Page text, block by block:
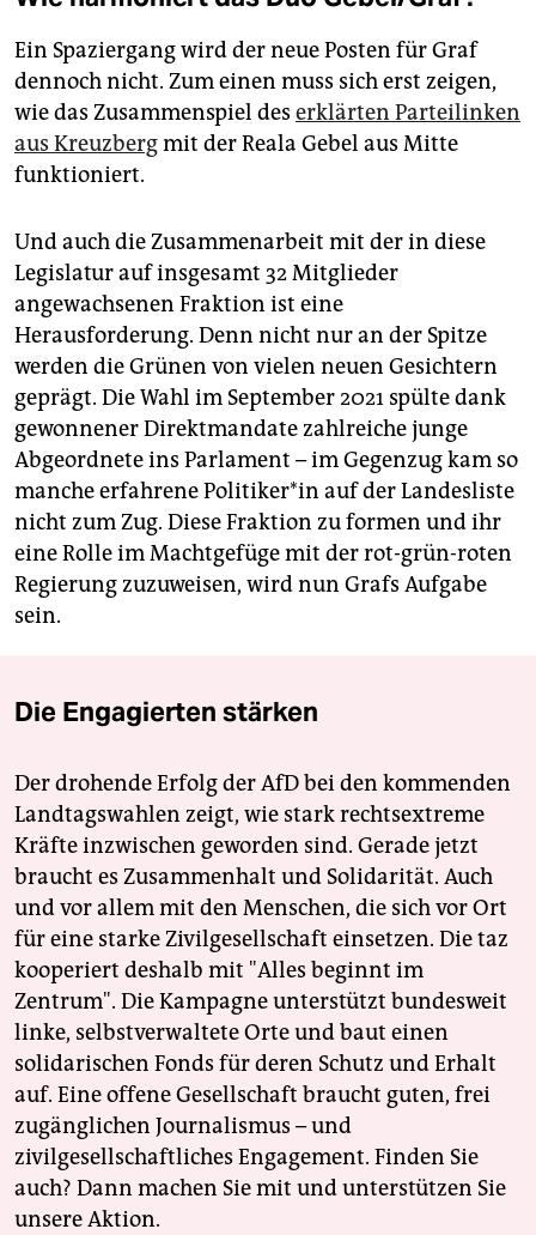
Ein Spaziergang wird der neue Posten für Graf
dennoch nicht. Zum einen muss sich erst zeigen,
wie das Zusammenspiel des erklärten Parteilinken
aus Kreuzbergmit der Reala Gebel aus Mitte
funktioniert.
Und auch die Zusammenarbeit mit der in diese
Legislatur auf insgesamt 32 Mitglieder
angewachsenen Fraktion ist eine
Herausforderung. Denn nicht nur an der Spitze
werden die Grünen von vielen neuen Gesichtern
geprägt. Die Wahl im September 2021 spülte dank
gewonnener Direktmandate zahlreiche junge
Abgeordnete ins Parlament – im Gegenzug kam so
manche erfahrene Po­li­ti­ke­r*in auf der Landesliste
nicht zum Zug. Diese Fraktion zu formen und ihr
eine Rolle im Machtgefüge mit der rot-grün-roten
Regierung zuzuweisen, wird nun Grafs Aufgabe
sein.
Die Engagierten stärken
Der drohende Erfolg der AfD bei den kommenden
Landtagswahlen zeigt, wie stark rechtsextreme
Kräfte inzwischen geworden sind. Gerade jetzt
braucht es Zusammenhalt und Solidarität. Auch
und vor allem mit den Menschen, die sich vor Ort
für eine starke Zivilgesellschaft einsetzen. Die taz
kooperiert deshalb mit "Alles beginnt im
Zentrum". Die Kampagne unterstützt bundesweit
linke, selbstverwaltete Orte und baut einen
solidarischen Fonds für deren Schutz und Erhalt
auf. Eine offene Gesellschaft braucht guten, frei
zugänglichen Journalismus – und
zivilgesellschaftliches Engagement. Finden Sie
auch? Dann machen Sie mit und unterstützen Sie
unsere Aktion.